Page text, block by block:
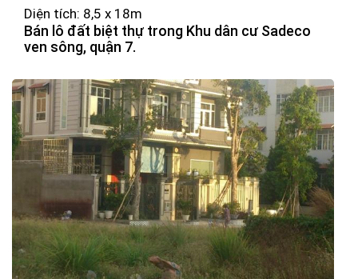
Diện tích: 8,5 x 18m
Bán lô đất biệt thự trong Khu dân cư Sadeco
ven sông, quận 7.